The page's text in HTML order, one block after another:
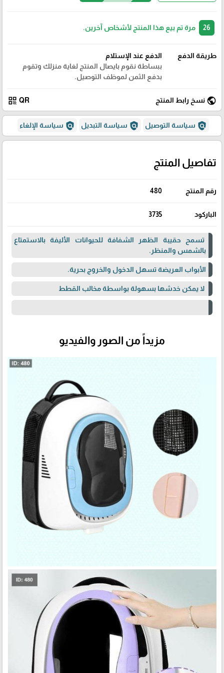
مرة تم بيع هذا المنتج لأشخاص آخرين.
طريقة الدفع
الدفع عند الإستلام
ببساطة نقوم بايصال المنتج لغاية منزلك وتقوم
بدفع الثمن لموظف التوصيل.
public نسخ رابط المنتج QR
qr_code
policy سياسة التوصيل policy سياسة التبديل policy سياسة الإلغاء
تفاصيل المنتج
رقم المنتج 480
الباركود 3735
تسمح حقيبة الظهر الشفافة للحيوانات الأليفة بالاستمتاع
بالشمس والمنظر.
الأبواب العريضة تسهل الدخول والخروج بحرية.
لا يمكن خدشها بسهولة بواسطة مخالب القطط
مزيداً من الصور والفيديو